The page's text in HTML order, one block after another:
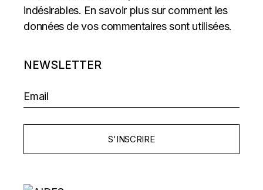
indésirables. En savoir plus sur comment les
données de vos commentaires sont utilisées.
NEWSLETTER
S'INSCRIRE